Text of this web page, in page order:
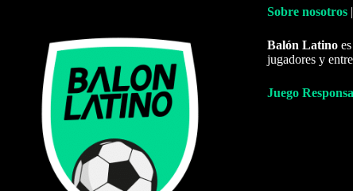
Sobre nosotros |
Balón Latino
jugadores y
Juego